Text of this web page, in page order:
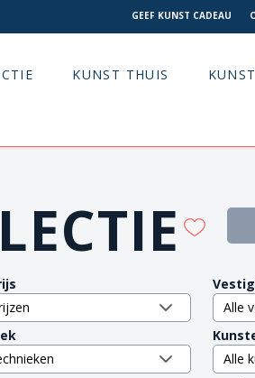
GEEF KUNST CADEAU
KUNST THUIS